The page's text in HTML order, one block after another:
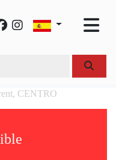
CENTRO